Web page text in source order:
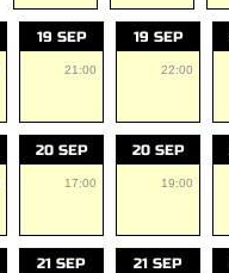
19 SEP
21:00
19 SEP
22:00
20 SEP
17:00
20 SEP
19:00
21 SEP 21 SEP